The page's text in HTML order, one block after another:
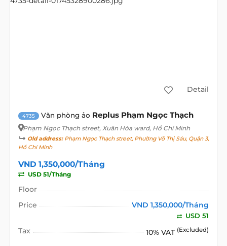
Detail
4735 Văn phòng ảo Replus Phạm Ngọc Thạch
Phạm Ngọc Thạch street, Xuân Hòa ward, Hồ Chí Minh
Old address:Phạm Ngọc Thạch street, Phường Võ Thị Sáu, Quận 3,
Hồ Chí Minh
VND 1,350,000/Tháng
USD 51/Tháng
Floor
Price
VND 1,350,000/Tháng
USD 51
Tax 10% VAT (Excluded)